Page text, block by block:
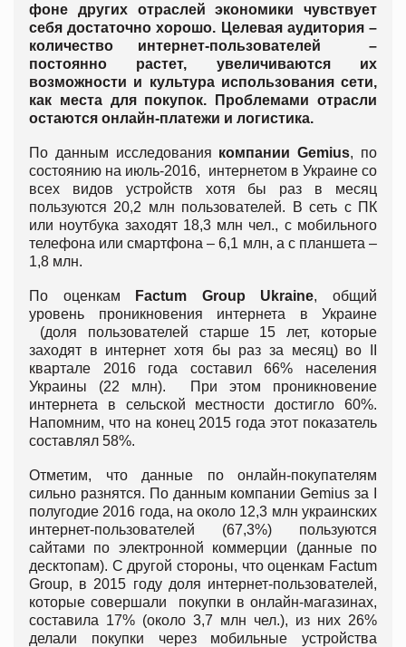
фоне других отраслей экономики чувствует
себя достаточно хорошо. Целевая аудитория –
количество интернет-пользователей –
постоянно растет, увеличиваются их
возможности и культура использования сети,
как места для покупок. Проблемами отрасли
остаются онлайн-платежи и логистика.
По данным исследования компании Gemius, по
состоянию на июль-2016, интернетом в Украине со
всех видов устройств хотя бы раз в месяц
пользуются 20,2 млн пользователей. В сеть с ПК
или ноутбука заходят 18,3 млн чел., с мобильного
телефона или смартфона – 6,1 млн, а с планшета –
1,8 млн.
По оценкам Factum Group Ukraine, общий
уровень проникновения интернета в Украине
(доля пользователей старше 15 лет, которые
заходят в интернет хотя бы раз за месяц) во II
квартале 2016 года составил 66% населения
Украины (22 млн). При этом проникновение
интернета в сельской местности достигло 60%.
Напомним, что на конец 2015 года этот показатель
составлял 58%.
Отметим, что данные по онлайн-покупателям
сильно разнятся. По данным компании Gemius за I
полугодие 2016 года, на около 12,3 млн украинских
интернет-пользователей (67,3%) пользуются
сайтами по электронной коммерции (данные по
десктопам). С другой стороны, что оценкам Factum
Group, в 2015 году доля интернет-пользователей,
которые совершали покупки в онлайн-магазинах,
составила 17% (около 3,7 млн чел.), из них 26%
делали покупки через мобильные устройства